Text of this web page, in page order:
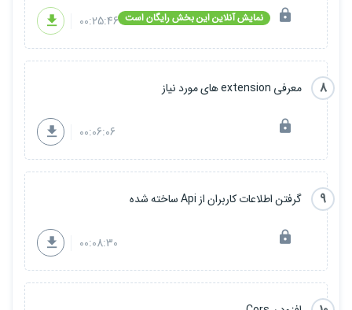
نمایش آنلاین این بخش رایگان است 00:25:46
8 معرفی extension های مورد نیاز
00:06:06
9 گرفتن اطلاعات کاربران از Api ساخته شده
00:08:30